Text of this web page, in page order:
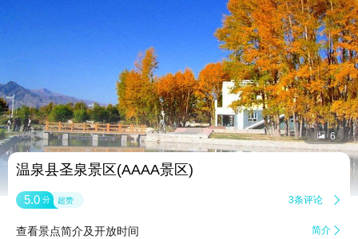
 6
温泉县圣泉景区(AAAA景区)
5.0 分 超赞 3条评论 
查看景点简介及开放时间 简介 